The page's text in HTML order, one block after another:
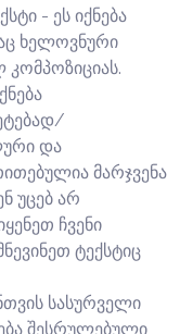
- ეს იქნება
ხელოვნური
და
მარჯვენა
უცებ არ
ჩვენი
ტექსტიც
სასურველი
შესრულებული